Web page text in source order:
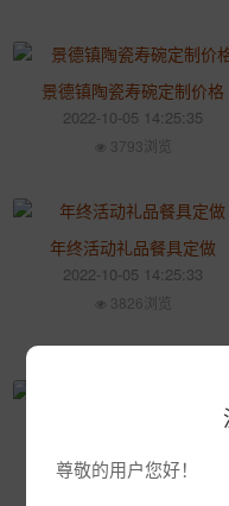
尊敬的用户您好！
景德镇陶瓷寿碗定制价格
2022-10-05 14:25:35
3793浏览
年终活动礼品餐具定做
2022-10-05 14:25:33
3826浏览
2022-10-05 14:25:30
3588浏览